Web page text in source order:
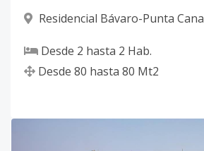
Residencial Bávaro-Punta Cana
Desde 2 hasta 2 Hab.
Desde 80 hasta 80 Mt2